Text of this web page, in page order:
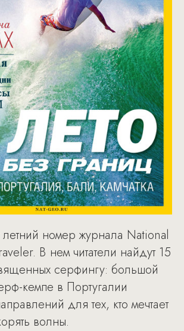
номер журнала National
В нем читатели найдут 15
серфингу: большой
кемпе в Португалии
для тех, кто мечтает
волны.